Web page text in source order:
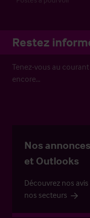
Restez
Tenez-vous au
encore…
Nos
et Outlooks
Découvrez nos
nos secteurs